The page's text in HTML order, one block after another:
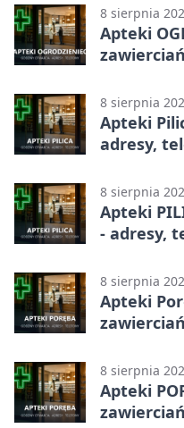
8 sierpnia
Apteki
8 sierpnia
Apteki
adresy,
8 sierpnia
Apteki
- adresy,
8 sierpnia
Apteki
8 sierpnia
Apteki